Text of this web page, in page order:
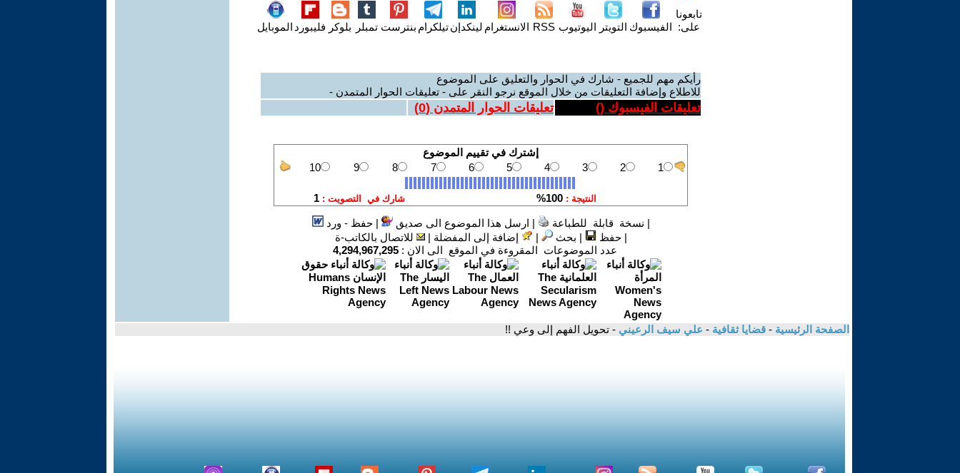
تابعونا
على: الفيسبوك التويتر اليوتيوب RSS الانستغرام لينكدإنتيلكرام بنترست تمبلر بلوكر فليبورد الموبايل
رأيكم مهم للجميع - شارك في الحوار والتعليق على الموضوع
للاطلاع وإضافة التعليقات من خلال الموقع نرجو النقر على - تعليقات الحوار المتمدن -
تعليقات الفيسبوك () تعليقات الحوار المتمدن (0
)
| نسخة قابلة للطباعة | ارسل هذا الموضوع الى صديق |حفظ - ورد
|حفظ | بحث | إضافة إلى المفضلة |
للاتصال بالكاتب-ة
عدد الموضوعات المقروءة في الموقع الى الان : 4,294,967,295
الصفحة الرئيسية - قضايا ثقافية - علي سيف الرعيني - تحويل الفهم إلى وعي !!